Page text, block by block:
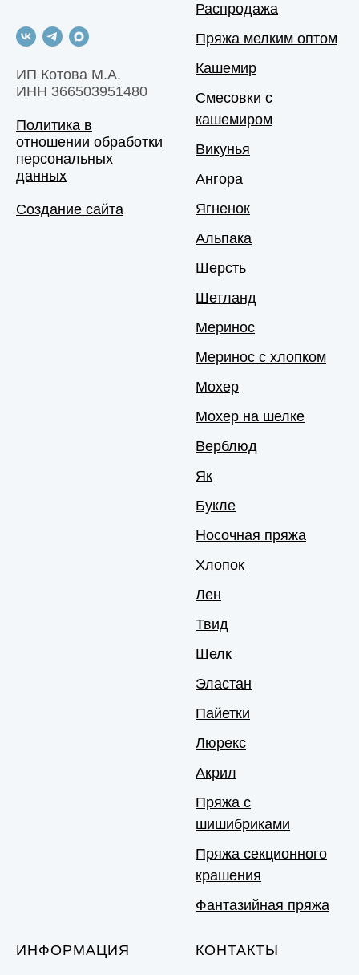
ИП Котова М.А.
ИНН 366503951480
Политика в
отношении обработки
персональных
данных
Создание сайта
Распродажа
Пряжа мелким оптом
Кашемир
Смесовки с
кашемиром
Викунья
Ангора
Ягненок
Альпака
Шерсть
Шетланд
Меринос
Меринос с хлопком
Мохер
Мохер на шелке
Верблюд
Як
Букле
Носочная пряжа
Хлопок
Лен
Твид
Шелк
Эластан
Пайетки
Люрекс
Акрил
Пряжа с
шишибриками
Пряжа секционного
крашения
Фантазийная пряжа
ИНФОРМАЦИЯ
КОНТАКТЫ